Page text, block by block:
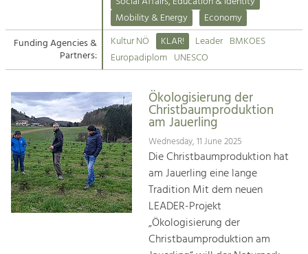
Suche
Impressum
Kontakt
Tourism
Offer Development and Positioning
Art & Culture
Crafts, Science and Research.
Social Affairs, Education
& Identity
Equality, Youth and Integration.
Climate Change, Public Transport and
Mobility & Energy
Economy
Funding Agencies &
Partners:
Kultur NÖ KLAR! Leader BMKOES
Europadiplom UNESCO
Ökologisierung der
Christbaumproduktion
am Jauerling
Wednesday, 11 June 2025
Die Christbaumproduktion hat
am Jauerling eine lange
Tradition Mit dem neuen
LEADER-Projekt
„Ökologisierung der
Christbaumproduktion am